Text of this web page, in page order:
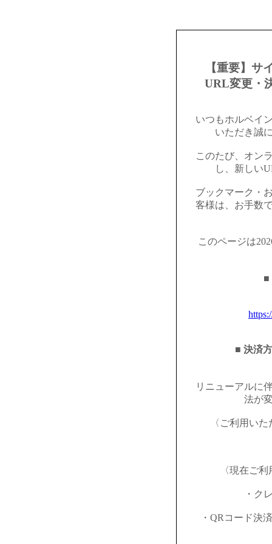
【重要】サ
URL変更・
いつもホルベイ
いただき誠
このたび、オン
し、新しい
ブックマーク・
客様は、お手数
このページは
■
■ 決済
リニューアルに
法が
〈ご利用い
〈現在ご
・ク
・QRコード決